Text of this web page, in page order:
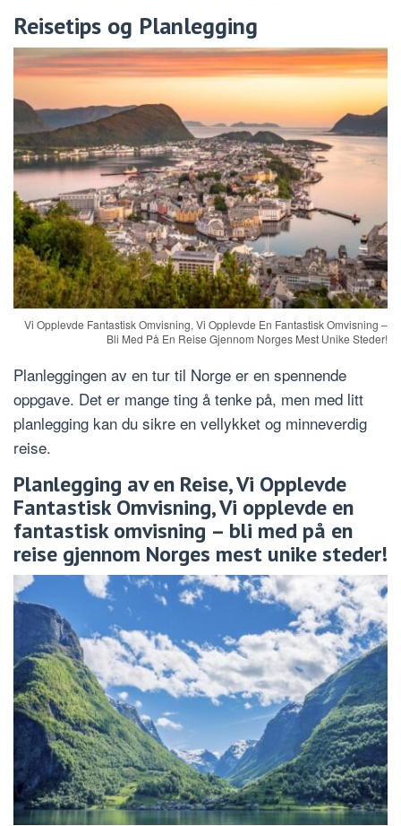
Reisetips og Planlegging
Vi Opplevde Fantastisk Omvisning, Vi Opplevde En Fantastisk Omvisning –
Bli Med På En Reise Gjennom Norges Mest Unike Steder!
Planleggingen av en tur til Norge er en spennende
oppgave. Det er mange ting å tenke på, men med litt
planlegging kan du sikre en vellykket og minneverdig
reise.
Planlegging av en Reise, Vi Opplevde
Fantastisk Omvisning, Vi opplevde en
fantastisk omvisning – bli med på en
reise gjennom Norges mest unike steder!